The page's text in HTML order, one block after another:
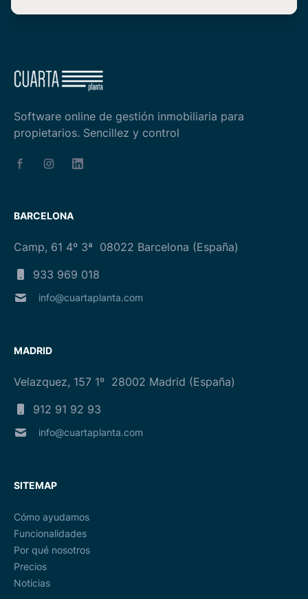
Software online de gestión inmobiliaria para
propietarios. Sencillez y control
BARCELONA
Camp, 61 4º 3ª 08022 Barcelona (España)
933 969 018
info@cuartaplanta.com
MADRID
Velazquez, 157 1º 28002 Madrid (España)
912 91 92 93
info@cuartaplanta.com
SITEMAP
Cómo ayudamos
Funcionalidades
Por qué nosotros
Precios
Noticias